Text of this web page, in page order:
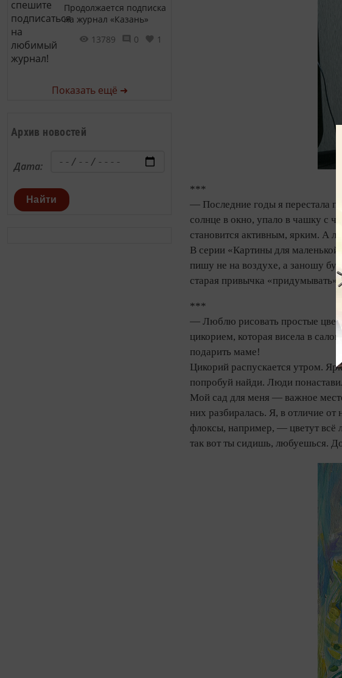
Продолжается подписка
на журнал «Казань»
13789
0 1
Показать ещё ➜
Архив новостей
Дата:
Найти
***
— Последние годы я перестала
солнце в окно, упало в чашку с
становится активным, ярким. А
В серии «Картины для
пишу не на воздухе, а заношу
старая привычка
***
— Люблю рисовать простые
цикорием, которая висела в
подарить маме!
Цикорий распускается утром.
попробуй найди. Люди
Мой сад для меня — важное
них разбиралась. Я, в отличие
флоксы, например, — цветут всё
так вот ты сидишь, любуешься.